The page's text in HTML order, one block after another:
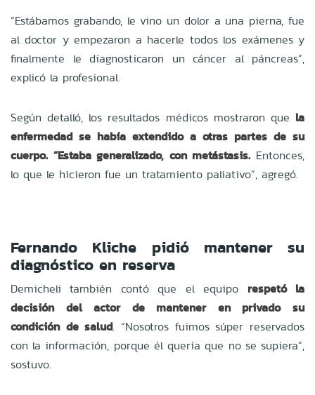
“Estábamos grabando, le vino un dolor a una pierna, fue
al doctor y empezaron a hacerle todos los exámenes y
finalmente le diagnosticaron un cáncer al páncreas”,
explicó la profesional.
Según detalló, los resultados médicos mostraron que la
enfermedad se había extendido a otras partes de su
cuerpo. “Estaba generalizado, con metástasis. Entonces,
lo que le hicieron fue un tratamiento paliativo”, agregó.
Fernando Kliche pidió mantener su
diagnóstico en reserva
Demicheli también contó que el equipo respetó la
decisión del actor de mantener en privado su
condición de salud. “Nosotros fuimos súper reservados
con la información, porque él quería que no se supiera”,
sostuvo.